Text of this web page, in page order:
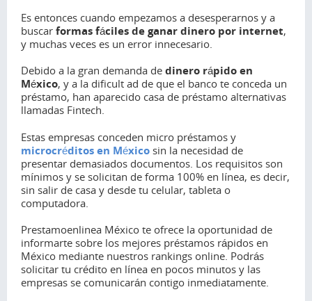
Es entonces cuando empezamos a desesperarnos y a
buscar formas fáciles de ganar dinero por internet,
y muchas veces es un error innecesario.
Debido a la gran demanda de dinero rápido en
México, y a la dificult ad de que el banco te conceda un
préstamo, han aparecido casa de préstamo alternativas
llamadas Fintech.
Estas empresas conceden micro préstamos y
microcréditos en México sin la necesidad de
presentar demasiados documentos. Los requisitos son
mínimos y se solicitan de forma 100% en línea, es decir,
sin salir de casa y desde tu celular, tableta o
computadora.
Prestamoenlinea México te ofrece la oportunidad de
informarte sobre los mejores préstamos rápidos en
México mediante nuestros rankings online. Podrás
solicitar tu crédito en línea en pocos minutos y las
empresas se comunicarán contigo inmediatamente.